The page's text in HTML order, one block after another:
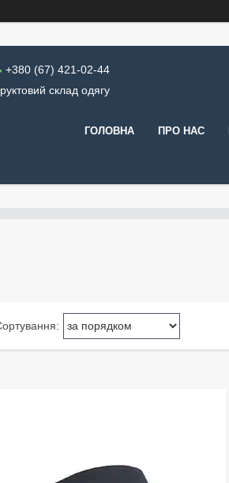
+380 (67) 421-02-44
склад одягу
ГОЛОВНА ПРО НАС